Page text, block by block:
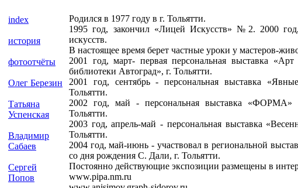
index
история
фотоотчёты
Олег Березин
Татьяна
Успенская
Владимир
Сабаев
Сергей
Попов
Родился в 1977 году в г. Тольятти.
1995 год, закончил «Лицей Искусств» №2. 2000
искусств.
В настоящее время берет частные уроки у мастеров-
2001 год, март- первая персональная выставка
библиотеки Автоград», г. Тольятти.
2001 год, сентябрь - персональная выставка
Тольятти.
2002 год, май - персональная выставка «ФОРМА»
Тольятти.
2003 год, апрель-май - персональная выставка
Тольятти.
2004 год, май-июнь - участвовал в региональной
со дня рождения С. Дали, г. Тольятти.
Постоянно действующие экспозиции размещены в
www.pipa.nm.ru